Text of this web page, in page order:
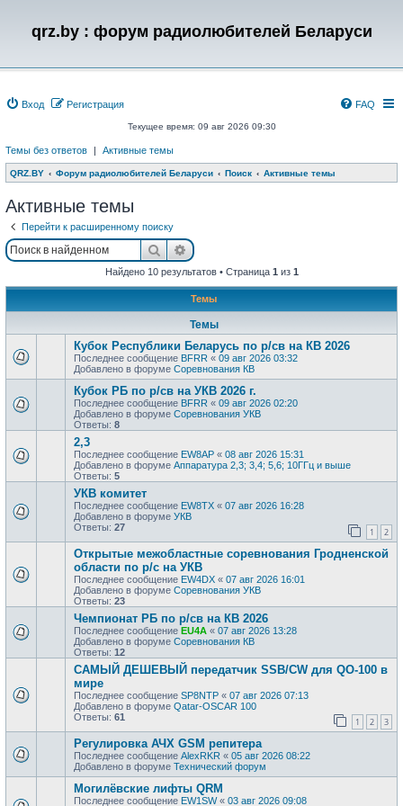
qrz.by : форум радиолюбителей Беларуси
Вход Регистрация FAQ
Текущее время: 09 авг 2026 09:30
Темы без ответов | Активные темы
QRZ.BY Форум радиолюбителей Беларуси Поиск Активные темы
Активные темы
Перейти к расширенному поиску
ПоискРасширенный поиск
Найдено 10 результатов • Страница 1 из 1
Темы
Темы
Кубок Республики Беларусь по р/св на КВ 2026
Последнее сообщение BFRR « 09 авг 2026 03:32
Добавлено в форуме Соревнования КВ
Кубок РБ по р/св на УКВ 2026 г.
Последнее сообщение BFRR « 09 авг 2026 02:20
Добавлено в форуме Соревнования УКВ
Ответы: 8
2,3
Последнее сообщение EW8AP « 08 авг 2026 15:31
Добавлено в форуме Аппаратура 2,3; 3,4; 5,6; 10ГГц и выше
Ответы: 5
УКВ комитет
Последнее сообщение EW8TX « 07 авг 2026 16:28
Добавлено в форуме УКВ
Ответы: 27 1 2
Открытые межобластные соревнования Гродненской
области по р/с на УКВ
Последнее сообщение EW4DX « 07 авг 2026 16:01
Добавлено в форуме Соревнования УКВ
Ответы: 23
Чемпионат РБ по р/св на КВ 2026
Последнее сообщение EU4A « 07 авг 2026 13:28
Добавлено в форуме Соревнования КВ
Ответы: 12
САМЫЙ ДЕШЕВЫЙ передатчик SSB/CW для QO-100 в
мире
Последнее сообщение SP8NTP « 07 авг 2026 07:13
Добавлено в форуме Qatar-OSCAR 100
Ответы: 61 1 2 3
Регулировка АЧХ GSM репитера
Последнее сообщение AlexRKR « 05 авг 2026 08:22
Добавлено в форуме Технический форум
Могилёвские лифты QRM
Последнее сообщение EW1SW« 03 авг 2026 09:08